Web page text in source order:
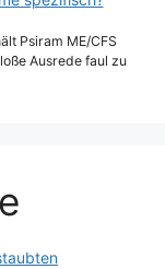
Psiram ME/CFS
Ausrede faul zu